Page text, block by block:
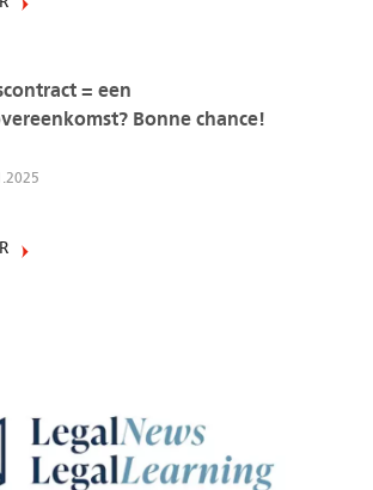
= een
Bonne chance!